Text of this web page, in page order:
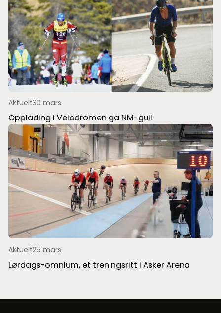
Aktuelt30 mars
Opplading i Velodromen ga NM-gull
Aktuelt25 mars
Lørdags-omnium, et treningsritt i Asker Arena